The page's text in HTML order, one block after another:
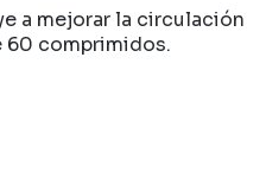
a mejorar la circulación
60 comprimidos.